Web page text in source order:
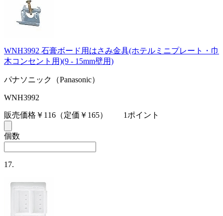
WNH3992 石膏ボード用はさみ金具(ホテルミニプレート・巾
木コンセント用)(9 - 15mm壁用)
パナソニック（Panasonic）
WNH3992
販売価格￥116 （定価￥165） 1ポイント
個数
17.